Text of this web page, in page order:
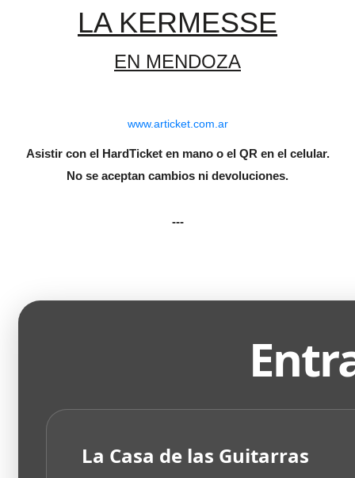
LA KERMESSE
EN MENDOZA
www.articket.com.ar
Asistir con el HardTicket en mano o el QR en el celular.
No se aceptan cambios ni devoluciones.
---
La Casa de las Guitarras